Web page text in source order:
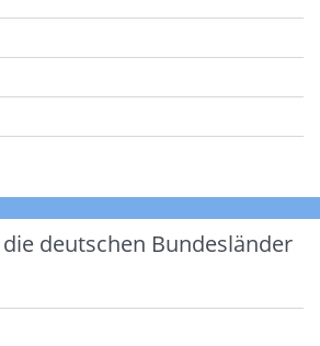
deutschen Bundesländer